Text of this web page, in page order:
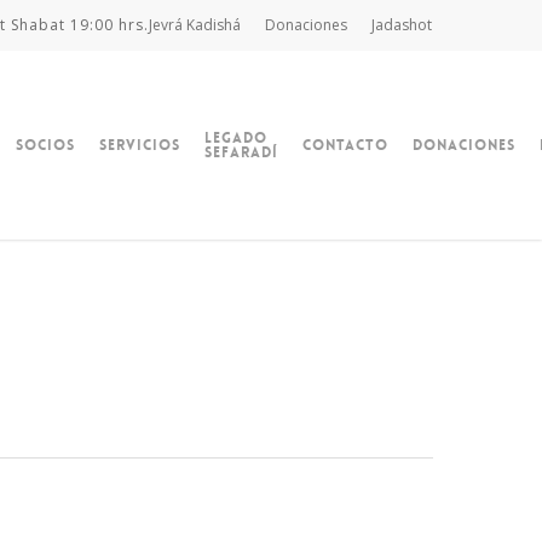
Shabat 19:00 hrs.Jevrá Kadishá Donaciones Jadashot
Socios Servicios Legado
Sefaradí Contacto Donaciones